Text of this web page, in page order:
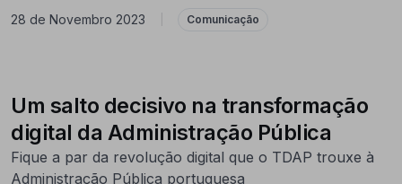
28 de Novembro 2023 Comunicação
Um salto decisivo na transformação
digital da Administração Pública
Fique a par da revolução digital que o TDAP trouxe à
Administração Pública portuguesa